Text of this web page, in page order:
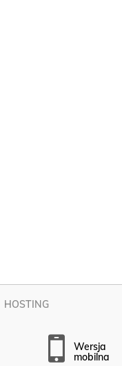
HOSTING
wersja
mobilna